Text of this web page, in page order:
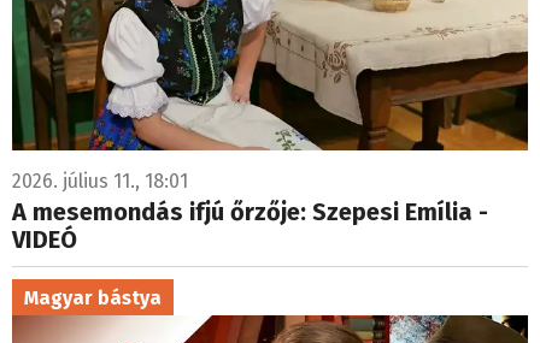
2026. július 11., 18:01
A mesemondás ifjú őrzője: Szepesi Emília -
VIDEÓ
Magyar bástya